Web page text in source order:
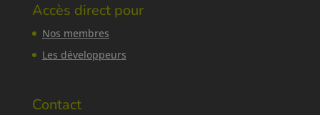
Accès direct pour
Nos membres
Les développeurs
Contact